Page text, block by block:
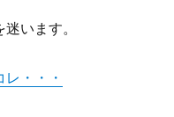
います。
・・・